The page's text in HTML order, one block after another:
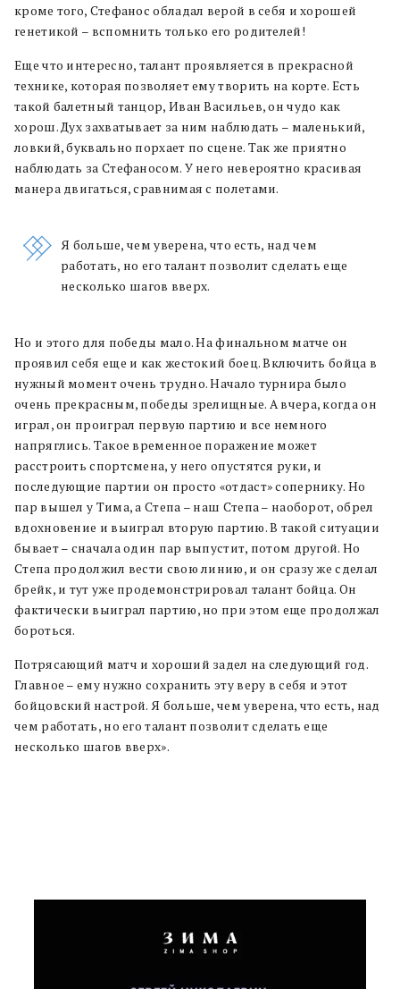
кроме того, Стефанос обладал верой в себя и хорошей
генетикой – вспомнить только его родителей!
Еще что интересно, талант проявляется в прекрасной
технике, которая позволяет ему творить на корте. Есть
такой балетный танцор, Иван Васильев, он чудо как
хорош. Дух захватывает за ним наблюдать – маленький,
ловкий, буквально порхает по сцене. Так же приятно
наблюдать за Стефаносом. У него невероятно красивая
манера двигаться, сравнимая с полетами.
Я больше, чем уверена, что есть, над чем
работать, но его талант позволит сделать еще
несколько шагов вверх.
Но и этого для победы мало. На финальном матче он
проявил себя еще и как жестокий боец. Включить бойца в
нужный момент очень трудно. Начало турнира было
очень прекрасным, победы зрелищные. А вчера, когда он
играл, он проиграл первую партию и все немного
напряглись. Такое временное поражение может
расстроить спортсмена, у него опустятся руки, и
последующие партии он просто «отдаст» сопернику. Но
пар вышел у Тима, а Степа – наш Степа – наоборот, обрел
вдохновение и выиграл вторую партию. В такой ситуации
бывает – сначала один пар выпустит, потом другой. Но
Степа продолжил вести свою линию, и он сразу же сделал
брейк, и тут уже продемонстрировал талант бойца. Он
фактически выиграл партию, но при этом еще продолжал
бороться.
Потрясающий матч и хороший задел на следующий год.
Главное – ему нужно сохранить эту веру в себя и этот
бойцовский настрой. Я больше, чем уверена, что есть, над
чем работать, но его талант позволит сделать еще
несколько шагов вверх».